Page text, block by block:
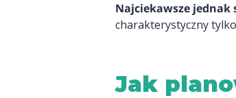
Najciekawsze
charakterystyczny
Jak